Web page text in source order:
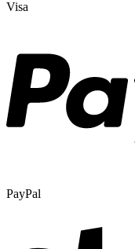
Visa
PayPal